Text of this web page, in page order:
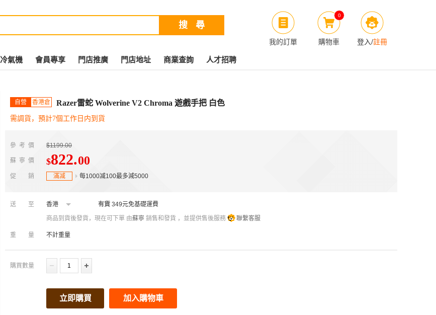
我的訂單
0
購物車 登入/註冊
冷氣機 會員專享 門店推廣 門店地址 商業查詢 人才招聘
自營 香港倉 Razer雷蛇 Wolverine V2 Chroma 遊戲手把 白色
需調貨，預計7個工作日内到貨
參考價 $1199.00
蘇寧價 $822.00
促銷 滿减 每1000减100最多減5000
送至 香港 有貨 349元免基礎運費
商品到貨後發貨，現在可下單 由蘇寧 銷售和發貨 ，並提供售後服務 聯繫客服
重量 不計重量
購買數量
立即購買 加入購物車